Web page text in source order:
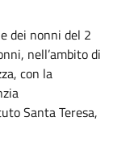
dei nonni del 2
nell’ambito di
con la
Santa Teresa,